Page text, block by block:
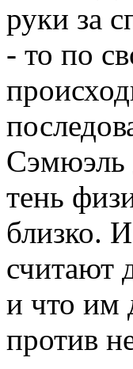
руки за
- то по
Сэмюэль
тень
близко.
считают
и что им
против